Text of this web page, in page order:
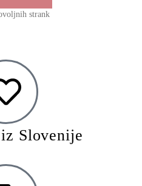
strank
Slovenije